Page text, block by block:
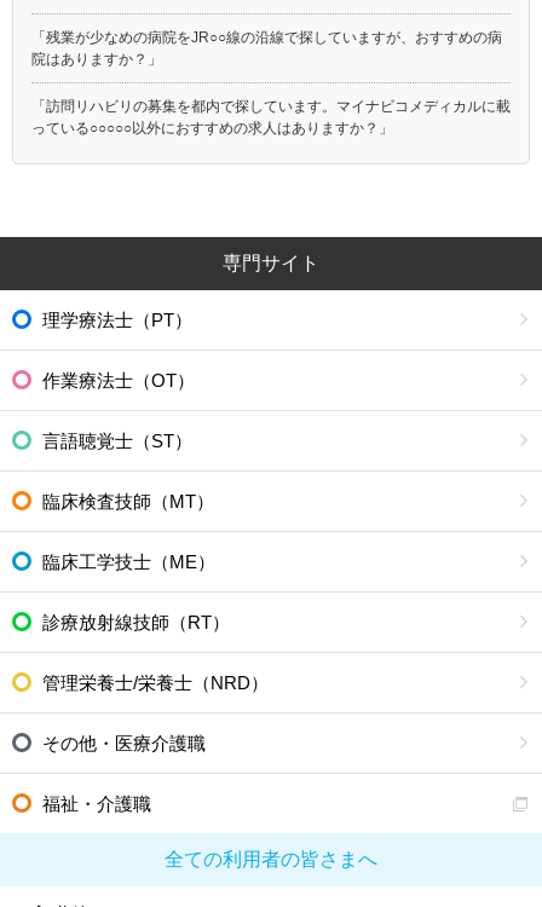
「残業が少なめの病院をJR○○線の沿線で探していますが、おすすめの病
院はありますか？」
「訪問リハビリの募集を都内で探しています。マイナビコメディカルに載
っている○○○○○以外におすすめの求人はありますか？」
専門サイト
理学療法士（PT）
作業療法士（OT）
言語聴覚士（ST）
臨床検査技師（MT）
臨床工学技士（ME）
診療放射線技師（RT）
管理栄養士/栄養士（NRD）
その他・医療介護職
福祉・介護職
全ての利用者の皆さまへ